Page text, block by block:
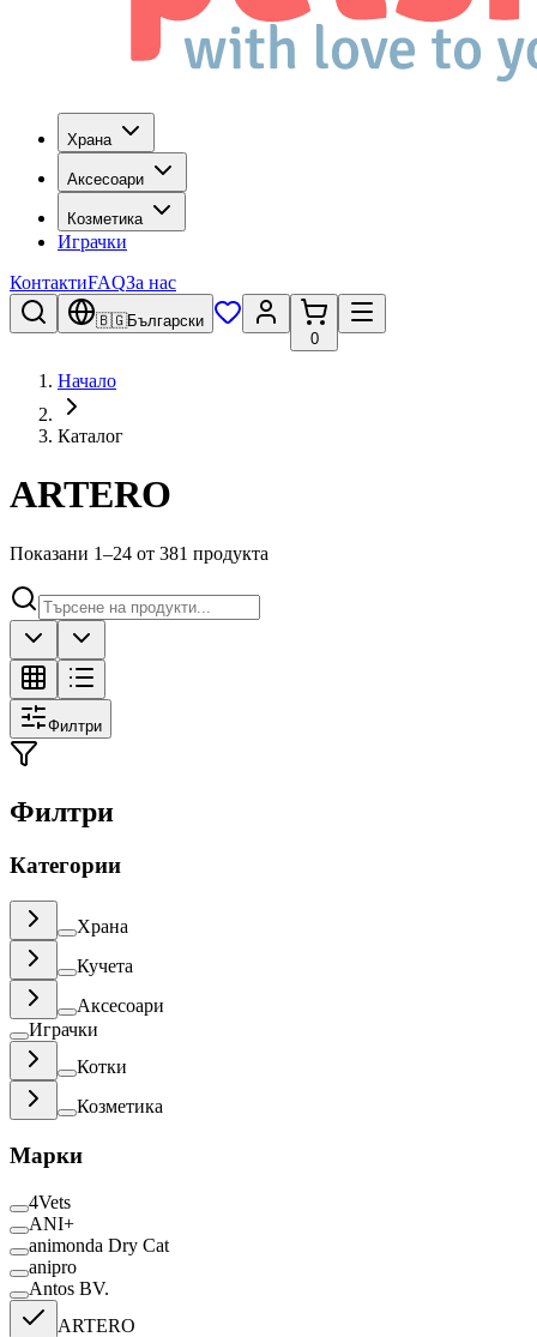
Храна
Аксесоари
Козметика
Играчки
КонтактиFAQЗа нас
🇧🇬Български
0
Начало
Каталог
ARTERO
Показани 1–24 от 381 продукта
Филтри
Филтри
Категории
Храна
Кучета
Аксесоари
Играчки
Котки
Козметика
Марки
4Vets
ANI+
animonda Dry Cat
anipro
Antos BV.
ARTERO